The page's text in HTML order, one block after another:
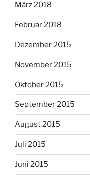
März 2018
Februar 2018
Dezember 2015
November 2015
Oktober 2015
September 2015
August 2015
Juli 2015
Juni 2015